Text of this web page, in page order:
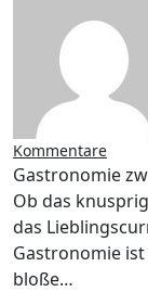
Kommentare
Gastronomie zwischen Genuss, Krise und neuer Stärke
Ob das
das
Gastronomie
bloße…